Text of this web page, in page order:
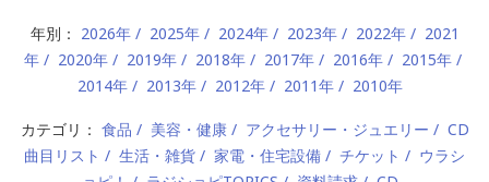
年別： 2026年 2025年 2024年 2023年 2022年
2021
年
2020年 2019年 2018年 2017年 2016年
2015年
2014年
2013年 2012年 2011年 2010年
カテゴリ： 食品 美容・健康 アクセサリー・ジュエリー
CD
曲目リスト
生活・雑貨 家電・住宅設備 チケット
ウラシ